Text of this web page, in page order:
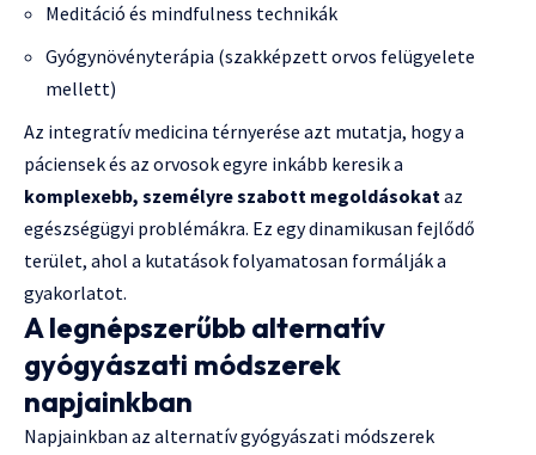
Meditáció és mindfulness technikák
Gyógynövényterápia (szakképzett orvos felügyelete
mellett)
Az integratív medicina térnyerése azt mutatja, hogy a
páciensek és az orvosok egyre inkább keresik a
komplexebb, személyre szabott megoldásokataz
egészségügyi problémákra. Ez egy dinamikusan fejlődő
terület, ahol a kutatások folyamatosan formálják a
gyakorlatot.
A legnépszerűbb alternatív
gyógyászati módszerek
napjainkban
Napjainkban az alternatív gyógyászati módszerek